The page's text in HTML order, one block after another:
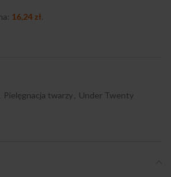
16,24 zł.
Pielęgnacja twarzy Under Twenty